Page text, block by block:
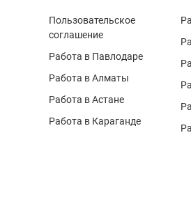
Пользовательское
соглашение
Работа в Павлодаре
Работа в Алматы
Работа в Астане
Работа в Караганде